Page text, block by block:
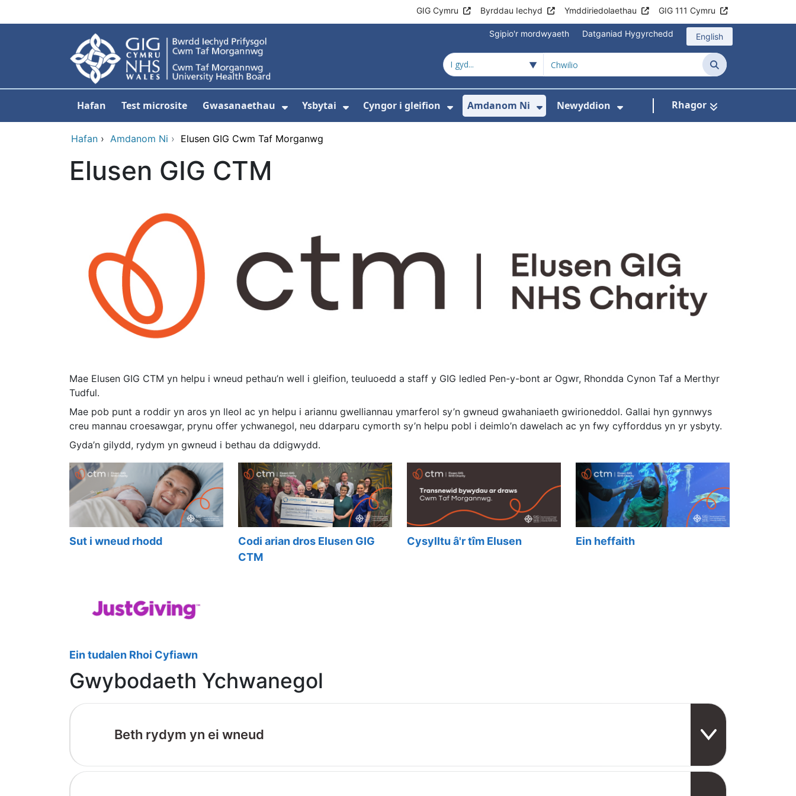
GIG Cymru Byrddau Iechyd Ymddiriedolaethau GIG 111 Cymru
Sgipio'r mordwyaeth Datganiad Hygyrchedd English
Chwilio
Hafan Test microsite Gwasanaethau
Dangos isddewislen ar gyfer Gwasanaethau
Ysbytai
Dangos isddewislen ar gyfer Ysbytai
Cyngor i gleifion
Dangos isddewislen ar gyfer Cyngor i gleifion
Amdanom Ni
Dangos isddewislen ar gyfer Amdanom Ni
Newyddion Rhagor
Hafan › Amdanom Ni › Elusen GIG Cwm Taf Morganwg
Elusen GIG CTM
Mae Elusen GIG CTM yn helpu i wneud pethau’n well i gleifion, teuluoedd a staff y GIG ledled Pen-y-bont ar Ogwr, Rhondda Cynon Taf a Merthyr
Tudful.
Mae pob punt a roddir yn aros yn lleol ac yn helpu i ariannu gwelliannau ymarferol sy’n gwneud gwahaniaeth gwirioneddol. Gallai hyn gynnwys
creu mannau croesawgar, prynu offer ychwanegol, neu ddarparu cymorth sy’n helpu pobl i deimlo’n dawelach ac yn fwy cyfforddus yn yr ysbyty.
Gyda’n gilydd, rydym yn gwneud i bethau da ddigwydd.
Sut i wneud rhodd
Codi arian dros Elusen GIG
CTM
Cysylltu â'r tîm Elusen Ein heffaith
Ein tudalen Rhoi Cyfiawn
Gwybodaeth Ychwanegol
Beth rydym yn ei wneud